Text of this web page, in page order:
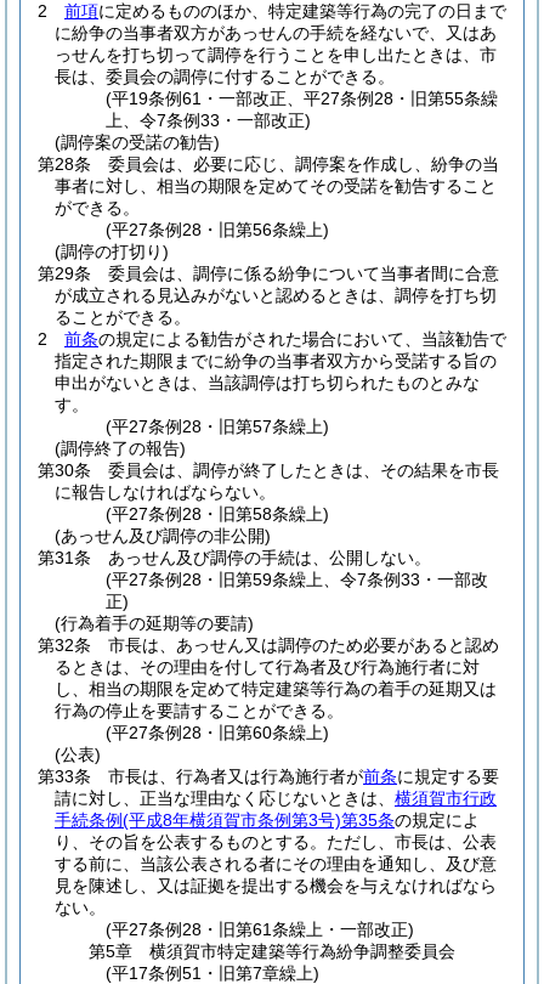
2
前項に定めるもののほか、特定建築等行為の完了の日まで
に紛争の当事者双方があっせんの手続を経ないで、又はあ
っせんを打ち切って調停を行うことを申し出たときは、市
長は、委員会の調停に付することができる。
(平19条例61・一部改正、平27条例28・旧第55条繰
上、令7条例33・一部改正)
(調停案の受諾の勧告)
第28条
委員会は、必要に応じ、調停案を作成し、紛争の当
事者に対し、相当の期限を定めてその受諾を勧告すること
ができる。
(平27条例28・旧第56条繰上)
(調停の打切り)
第29条
委員会は、調停に係る紛争について当事者間に合意
が成立される見込みがないと認めるときは、調停を打ち切
ることができる。
2
前条の規定による勧告がされた場合において、当該勧告で
指定された期限までに紛争の当事者双方から受諾する旨の
申出がないときは、当該調停は打ち切られたものとみな
す。
(平27条例28・旧第57条繰上)
(調停終了の報告)
第30条
委員会は、調停が終了したときは、その結果を市長
に報告しなければならない。
(平27条例28・旧第58条繰上)
(あっせん及び調停の非公開)
第31条
あっせん及び調停の手続は、公開しない。
(平27条例28・旧第59条繰上、令7条例33・一部改
正)
(行為着手の延期等の要請)
第32条
市長は、あっせん又は調停のため必要があると認め
るときは、その理由を付して行為者及び行為施行者に対
し、相当の期限を定めて特定建築等行為の着手の延期又は
行為の停止を要請することができる。
(平27条例28・旧第60条繰上)
(公表)
第33条
市長は、行為者又は行為施行者が前条に規定する要
請に対し、正当な理由なく応じないときは、 横須賀市行政
手続条例(平成8年横須賀市条例第3号)第35条の規定によ
り、その旨を公表するものとする。 ただし、市長は、公表
する前に、当該公表される者にその理由を通知し、及び意
見を陳述し、又は証拠を提出する機会を与えなければなら
ない。
(平27条例28・旧第61条繰上・一部改正)
第5章
横須賀市特定建築等行為紛争調整委員会
(平17条例51・旧第7章繰上)